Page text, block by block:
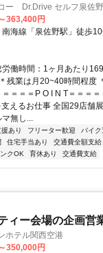
ー Dr.Drive セルフ泉佐
363,400円
海線「泉佐野駅」徒歩
働時間：1ヶ月あたり
＊残業は月20~40時間程
＝＝＝P O I N T＝＝＝
えるお仕事 全国29店舗
マ無し...
あり フリーター歓迎 バイ
住宅手当あり 交通費全額支給
クOK 育休あり 交通費支給
ィー会場の企画営
ホテル関西空港
350,000円